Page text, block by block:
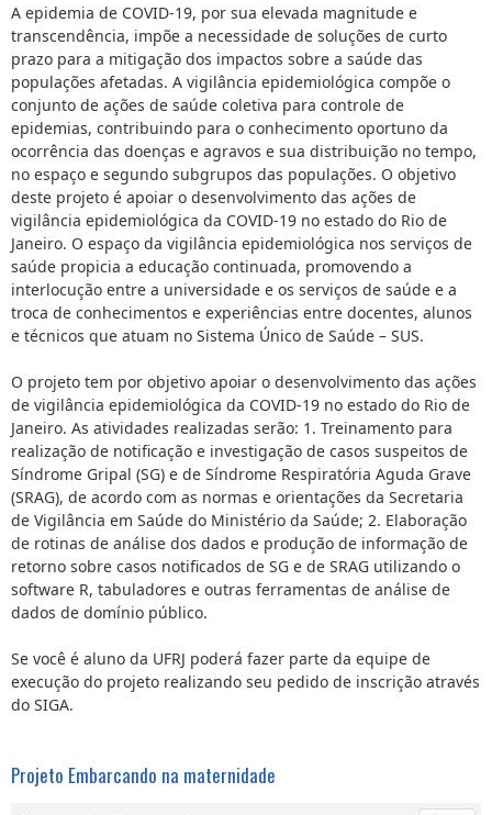
A epidemia de COVID-19, por sua elevada magnitude e
transcendência, impõe a necessidade de soluções de curto
prazo para a mitigação dos impactos sobre a saúde das
populações afetadas. A vigilância epidemiológica compõe o
conjunto de ações de saúde coletiva para controle de
epidemias, contribuindo para o conhecimento oportuno da
ocorrência das doenças e agravos e sua distribuição no tempo,
no espaço e segundo subgrupos das populações. O objetivo
deste projeto é apoiar o desenvolvimento das ações de
vigilância epidemiológica da COVID-19 no estado do Rio de
Janeiro. O espaço da vigilância epidemiológica nos serviços de
saúde propicia a educação continuada, promovendo a
interlocução entre a universidade e os serviços de saúde e a
troca de conhecimentos e experiências entre docentes, alunos
e técnicos que atuam no Sistema Único de Saúde – SUS.
O projeto tem por objetivo apoiar o desenvolvimento das ações
de vigilância epidemiológica da COVID-19 no estado do Rio de
Janeiro. As atividades realizadas serão: 1. Treinamento para
realização de notificação e investigação de casos suspeitos de
Síndrome Gripal (SG) e de Síndrome Respiratória Aguda Grave
(SRAG), de acordo com as normas e orientações da Secretaria
de Vigilância em Saúde do Ministério da Saúde; 2. Elaboração
de rotinas de análise dos dados e produção de informação de
retorno sobre casos notificados de SG e de SRAG utilizando o
software R, tabuladores e outras ferramentas de análise de
dados de domínio público.
Se você é aluno da UFRJ poderá fazer parte da equipe de
execução do projeto realizando seu pedido de inscrição através
do SIGA.
Projeto Embarcando na maternidade